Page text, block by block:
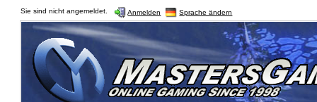
Sie sind nicht angemeldet. Anmelden Sprache ändern